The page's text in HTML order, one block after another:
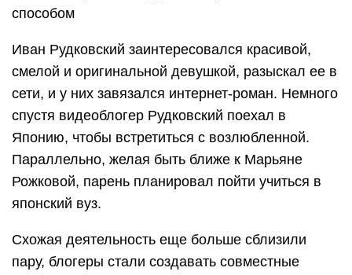
способом
Иван Рудковский заинтересовался красивой,
смелой и оригинальной девушкой, разыскал ее в
сети, и у них завязался интернет-роман. Немного
спустя видеоблогер Рудковский поехал в
Японию, чтобы встретиться с возлюбленной.
Параллельно, желая быть ближе к Марьяне
Рожковой, парень планировал пойти учиться в
японский вуз.
Схожая деятельность еще больше сблизили
пару, блогеры стали создавать совместные